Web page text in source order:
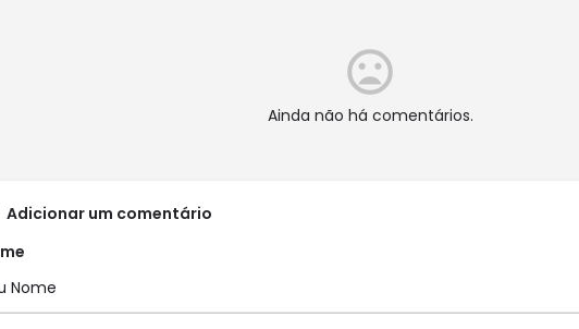
Ainda não há comentários.
Adicionar um comentário